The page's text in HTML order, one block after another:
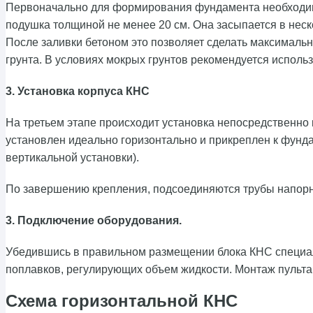
Первоначально для формирования фундамента
подушка толщиной не менее 20 см. Она засыпается в
После заливки бетоном это позволяет сделать
грунта. В условиях мокрых грунтов рекомендуется
3. Установка корпуса КНС
На третьем этапе происходит установка
установлен идеально горизонтально и прикреплен к
вертикальной установки).
По завершению крепления, подсоединяются трубы
3. Подключение оборудования.
Убедившись в правильном размещении блока КНС
поплавков, регулирующих объем жидкости. Монтаж
Схема горизонтальной КНС